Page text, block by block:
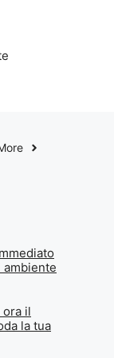
ora il
la tua